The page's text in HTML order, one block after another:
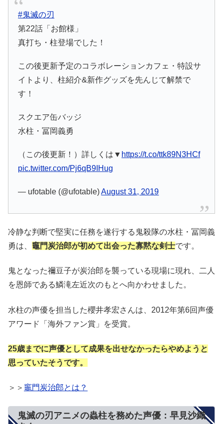
#鬼滅の刃
第22話「お館様」
真打ち・柱登場でした！
この後更新予定のコラボレーションカフェ・特設サ
イトより、柱紹介&新作グッズを先んじて解禁で
す！
スクエア缶バッジ
水柱・冨岡義勇
（この後更新！）詳しくは▼ https://t.co/ttk89N3HCf
pic.twitter.com/Pj6qB9IHug
— ufotable (@ufotable)August 31, 2019
冷静な判断で堅実に任務を遂行する鬼殺隊の水柱・冨岡義
勇は、 竈門炭治郎が初めて出会った寡黙な剣士です。
鬼となった禰豆子が炭治郎を襲っている現場に現れ、二人
を恩師である鱗滝左近次のもとへ向かわせました。
水柱の声優を担当した櫻井孝宏さんは、2012年第6回声優
アワード「海外ファン賞」を受賞。
25歳までに声優として成果を出せなかったらやめようと
思っていたそうです。
＞＞ 竈門炭治郎とは？
鬼滅の刃アニメの蟲柱を務めた声優：早見沙織